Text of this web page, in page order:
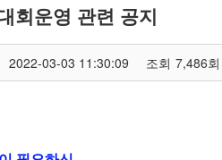
회운영 관련 공지
2022-03-03 11:30:09 조회 7,486회